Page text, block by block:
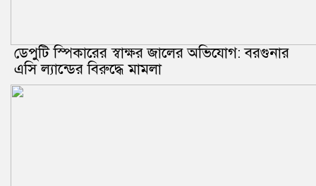
ডেপুটি স্পিকারের স্বাক্ষর জালের অভিযোগ: বরগুনার
এসি ল্যান্ডের বিরুদ্ধে মামলা